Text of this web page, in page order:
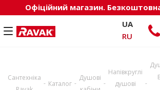
Офіційний магазин.
UA
RU
Сантехніка
- Каталог -
Душові
-
Напівкруглі
душові
-